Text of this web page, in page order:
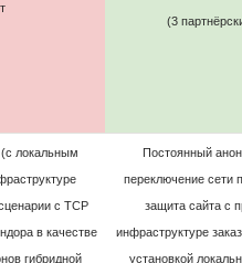
(3
локальным
с TCP
в качестве
гибридной
Постоянный
переключение сети
защита сайта с
инфраструктуре
установкой